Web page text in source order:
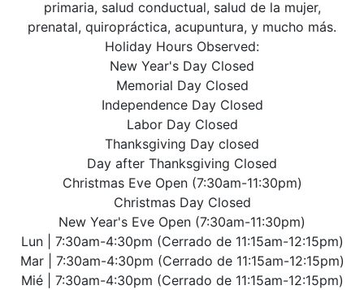
primaria, salud conductual, salud de la mujer,
prenatal, quiropráctica, acupuntura, y mucho más.
Holiday Hours Observed:
New Year's Day Closed
Memorial Day Closed
Independence Day Closed
Labor Day Closed
Thanksgiving Day closed
Day after Thanksgiving Closed
Christmas Eve Open (7:30am-11:30pm)
Christmas Day Closed
New Year's Eve Open (7:30am-11:30pm)
Lun | 7:30am-4:30pm (Cerrado de 11:15am-12:15pm)
Mar | 7:30am-4:30pm (Cerrado de 11:15am-12:15pm)
Mié | 7:30am-4:30pm (Cerrado de 11:15am-12:15pm)